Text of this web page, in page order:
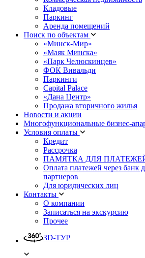
Кладовые
Паркинг
Аренда помещений
Поиск по объектам
«Минск-Мир»
«Маяк Минска»
«Парк Челюскинцев»
ФОК Вивальди
Паркинги
Capital Palace
«Дана Центр»
Продажа вторичного жилья
Новости и акции
Многофункциональные бизнес-
Условия оплаты
Кредит
Рассрочка
ПАМЯТКА ДЛЯ
Оплата платежей через банк
партнеров
Для юридических лиц
Контакты
О компании
Записаться на экскурсию
Прочее
3D-ТУР